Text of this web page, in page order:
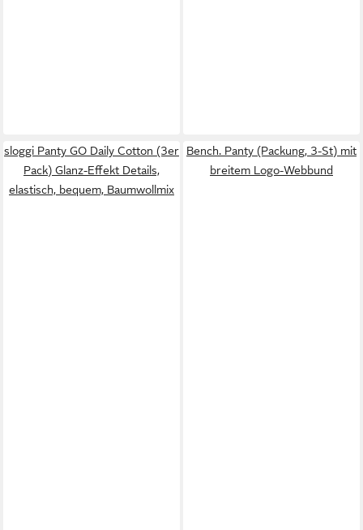
sloggi Panty GO Daily Cotton (3er
Pack) Glanz-Effekt Details,
elastisch, bequem, Baumwollmix
Bench. Panty (Packung, 3-St) mit
breitem Logo-Webbund